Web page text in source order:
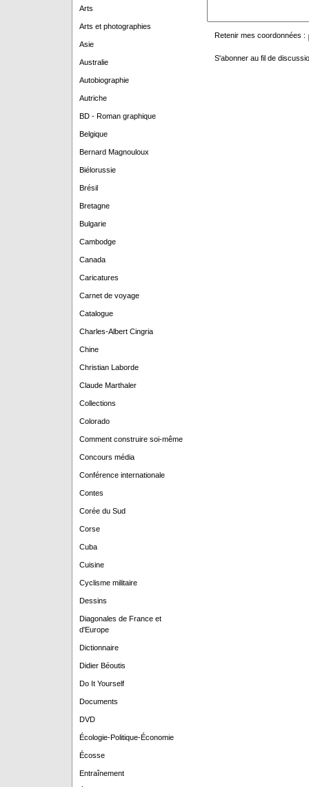
Arts
Arts et photographies
Asie
Australie
Autobiographie
Autriche
BD - Roman graphique
Belgique
Bernard Magnouloux
Biélorussie
Brésil
Bretagne
Bulgarie
Cambodge
Canada
Caricatures
Carnet de voyage
Catalogue
Charles-Albert Cingria
Chine
Christian Laborde
Claude Marthaler
Collections
Colorado
Comment construire soi-même
Concours média
Conférence internationale
Contes
Corée du Sud
Corse
Cuba
Cuisine
Cyclisme militaire
Dessins
Diagonales de France et
d'Europe
Dictionnaire
Didier Béoutis
Do It Yourself
Documents
DVD
Écologie-Politique-Économie
Écosse
Entraînement
Retenir mes coordonnées :
S'abonner au fil de